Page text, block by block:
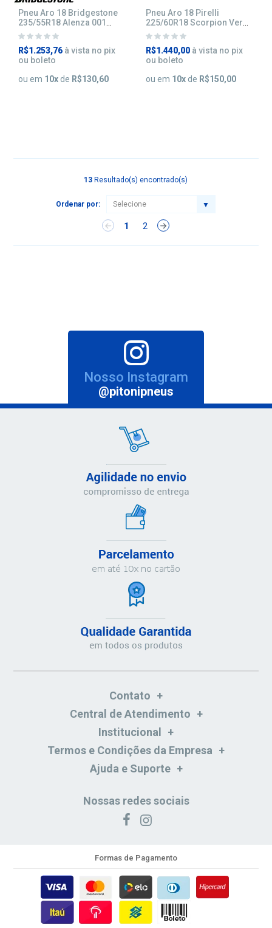
Pneu Aro 18 Bridgestone
235/55R18 Alenza 001
100V
R$1.253,76 à vista no pix
ou boleto
ou em 10x de R$130,60
Pneu Aro 18 Pirelli
225/60R18 Scorpion Verde
104H
R$1.440,00 à vista no pix
ou boleto
ou em 10xde R$150,00
13 Resultado(s) encontrado(s)
Ordenar por:
1 2
Nosso Instagram
@pitonipneus
Contato
Central de Atendimento
Institucional
Termos e Condições da Empresa
Ajuda e Suporte
Nossas redes sociais
Formas de Pagamento